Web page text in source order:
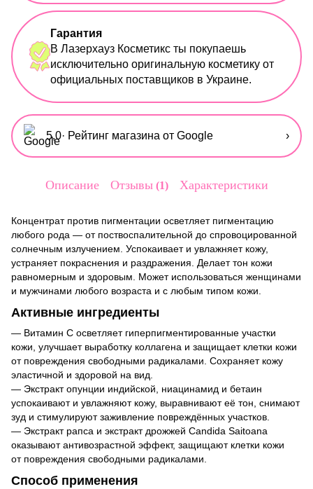
Гарантия
В Лазерхауз Косметикс ты покупаешь
исключительно оригинальную косметику от
официальных поставщиков в Украине.
5,0· Рейтинг магазина от Google ›
Описание Отзывы 1 Характеристики
Концентрат против пигментации осветляет пигментацию
любого рода — от поствоспалительной до спровоцированной
солнечным излучением. Успокаивает и увлажняет кожу,
устраняет покраснения и раздражения. Делает тон кожи
равномерным и здоровым. Может использоваться женщинами
и мужчинами любого возраста и с любым типом кожи.
Активные ингредиенты
— Витамин C осветляет гиперпигментированные участки
кожи, улучшает выработку коллагена и защищает клетки кожи
от повреждения свободными радикалами. Сохраняет кожу
эластичной и здоровой на вид.
— Экстракт опунции индийской, ниацинамид и бетаин
успокаивают и увлажняют кожу, выравнивают её тон, снимают
зуд и стимулируют заживление повреждённых участков.
— Экстракт рапса и экстракт дрожжей Candida Saitoana
оказывают антивозрастной эффект, защищают клетки кожи
от повреждения свободными радикалами.
Способ применения